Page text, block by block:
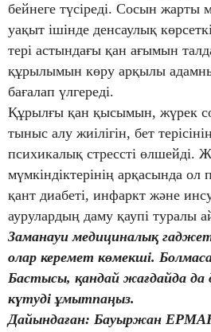
бейнеге түсіреді. Сосын жарты
уақыт ішінде денсаулық
тері астындағы қан ағымын
құрылымын көру арқылы
бағалап үлгереді.
Құрылғы қан қысымын, жүрек
тыныс алу жиілігін, бет
психикалық стрессті өлшейді.
мүмкіндіктерінің арқасында
қант диабеті, инфаркт және
аурулардың даму қаупі туралы
Заманауи медициналық
олар керемет көмекші.
Бастысы, қандай жағдайда да
күтуді ұмытпаңыз.
Дайындаған: Бауыржан